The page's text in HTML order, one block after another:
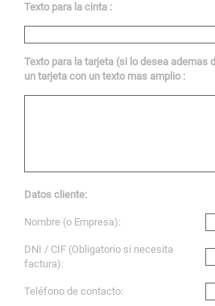
Texto para la cinta :
Texto para la tarjeta (si lo desea ademas
un tarjeta con un texto mas amplio :
Datos cliente:
Nombre (o Empresa):
DNI / CIF (Obligatorio si necesita
factura):
Teléfono de contacto: